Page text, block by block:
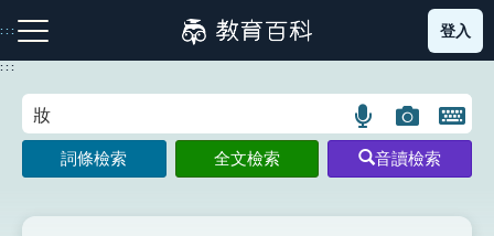
到
主
:::
注音索引圖示 筆畫索引圖示 部首索引表圖示
登入
:::
語
言
搜
圖
片
搜
開
鍵
圖
詞條檢索 全文檢索 音讀檢索